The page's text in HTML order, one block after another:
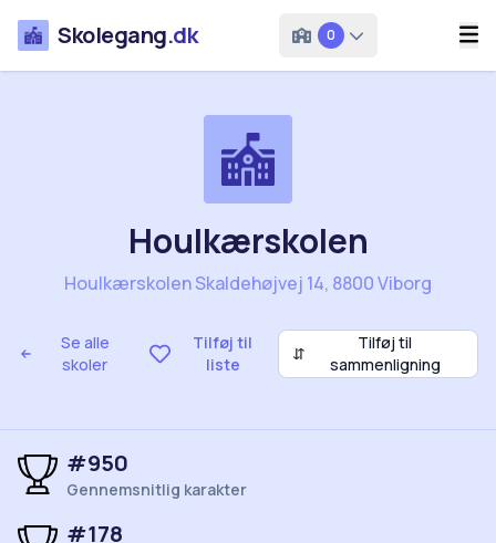
Skolegang.dk 0
Se alle
skoler
Tilføj til
liste
⇵
Tilføj til
sammenligning
Houlkærskolen
Houlkærskolen Skaldehøjvej 14, 8800 Viborg
#950
Gennemsnitlig karakter
#178